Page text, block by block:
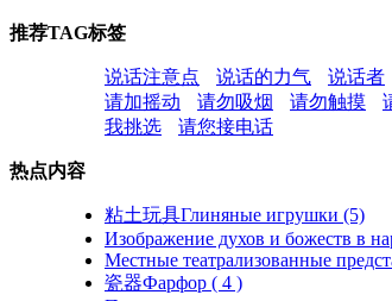
推荐TAG标签
说话注意点 说话的力气 说话者
请加摇动
请勿吸烟 请勿触摸
我挑选
请您接电话
热点内容
粘土玩具Глиняные игрушки (5)
Изображение духов и божеств в
Местные театрализованные
瓷器Фарфор ( 4 )